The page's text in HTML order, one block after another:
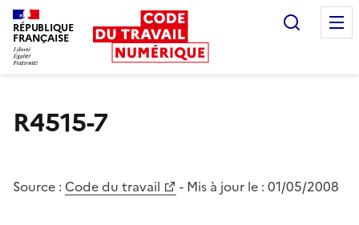
RÉPUBLIQUE
FRANÇAISE
R4515-7
Source : Code du travail - Mis à jour le : 01/05/2008